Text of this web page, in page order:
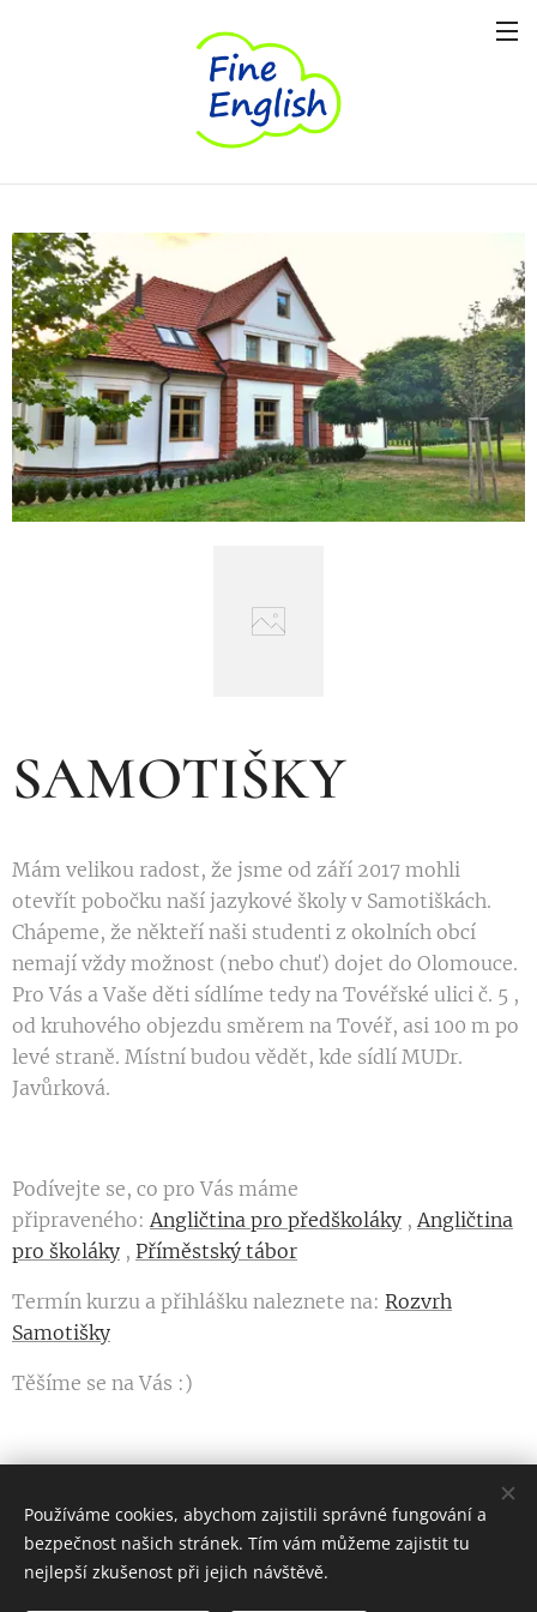
SAMOTIŠKY
Mám velikou radost, že jsme od září 2017 mohli
otevřít pobočku naší jazykové školy v Samotiškách.
Chápeme, že někteří naši studenti z okolních obcí
nemají vždy možnost (nebo chuť) dojet do Olomouce.
Pro Vás a Vaše děti sídlíme tedy na Tovéřské ulici č. 5 ,
od kruhového objezdu směrem na Tovéř, asi 100 m po
levé straně. Místní budou vědět, kde sídlí MUDr.
Javůrková.
Podívejte se, co pro Vás máme
připraveného: Angličtina pro předškoláky , Angličtina
pro školáky , Příměstský tábor
Termín kurzu a přihlášku naleznete na: Rozvrh
Samotišky
Těšíme se na Vás :)
Fine English, Krapkova 1159/3, 779 00 Olomouc
Používáme cookies, abychom zajistili správné fungování a
bezpečnost našich stránek. Tím vám můžeme zajistit tu
nejlepší zkušenost při jejich návštěvě.